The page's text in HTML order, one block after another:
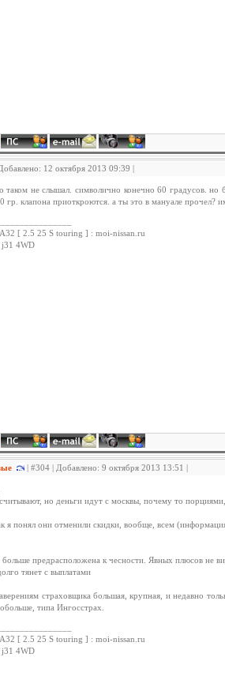
12 октября 2013 09:39 |
таком не слышал. символично конечно 60 градусов.
гр. клапона приоткроются. а ты это в мануале прочел?
[ 2.5 25 S touring ] : moi-nissan.ru
j31 4WD
| #304 | Добавлено: 9 октября 2013 13:51 |
но деньги идут с москвы, почему то
я понял они отменили скидки, вообще, всем
больше предрасположена к чесности. Явных плюсов не
тянет с выплатами
страховщика большая, крупная, и недавно
типа Ингосстрах.
[ 2.5 25 S touring ] : moi-nissan.ru
j31 4WD